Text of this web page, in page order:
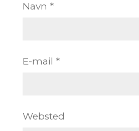
Navn *
E-mail *
Websted